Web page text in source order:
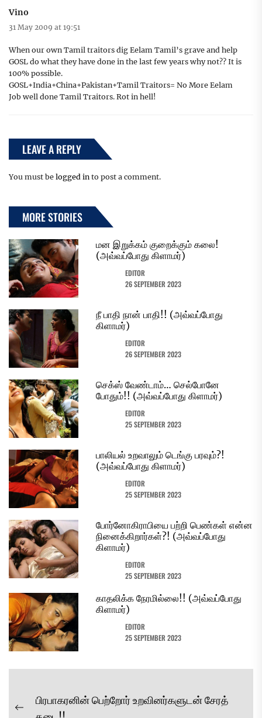
Vino
31 May 2009 at 19:51
When our own Tamil traitors dig Eelam Tamil’s grave and help
GOSL do what they have done in the last few years why not?? It is
100% possible.
GOSL+India+China+Pakistan+Tamil Traitors= No More Eelam
Job well done Tamil Traitors. Rot in hell!
LEAVE A REPLY
You must be logged in to post a comment.
MORE STORIES
மன இறுக்கம் குறைக்கும் கலை!
(அவ்வப்போது கிளாமர்)
EDITOR
26 SEPTEMBER 2023
நீ பாதி நான் பாதி!! (அவ்வப்போது
கிளாமர்)
EDITOR
26 SEPTEMBER 2023
செக்ஸ் வேண்டாம்… செல்போனே
போதும்!! (அவ்வப்போது கிளாமர்)
EDITOR
25 SEPTEMBER 2023
பாலியல் உறவாலும் டெங்கு பரவும்?!
(அவ்வப்போது கிளாமர்)
EDITOR
25 SEPTEMBER 2023
போர்னோகிராபியை பற்றி பெண்கள் என்ன
நினைக்கிறார்கள்?! (அவ்வப்போது
கிளாமர்)
EDITOR
25 SEPTEMBER 2023
காதலிக்க நேரமில்லை!! (அவ்வப்போது
கிளாமர்)
EDITOR
25 SEPTEMBER 2023
Post
navigation
பிரபாகரனின் பெற்றோர் உறவினர்களுடன் சேரத்